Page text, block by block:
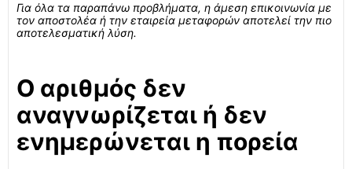
Για όλα τα παραπάνω προβλήματα, η άμεση επικοινωνία με
τον αποστολέα ή την εταιρεία μεταφορών αποτελεί την πιο
αποτελεσματική λύση.
Ο αριθμός δεν
αναγνωρίζεται ή δεν
ενημερώνεται η πορεία